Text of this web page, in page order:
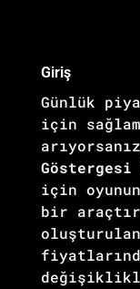
Giriş
Günlük
için
Göstergesi
için
bir